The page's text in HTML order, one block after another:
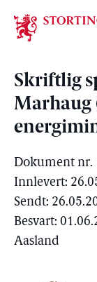
Skriftlig
Marhaug
Dokument nr.
Innlevert:
Sendt:
Besvart:
Aasland